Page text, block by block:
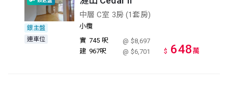
銀主盤
連車位
中層 C室 3房 (1套房)
小欖
實 745 呎
@ $8,697
建 967呎 @ $6,701 $ 648萬